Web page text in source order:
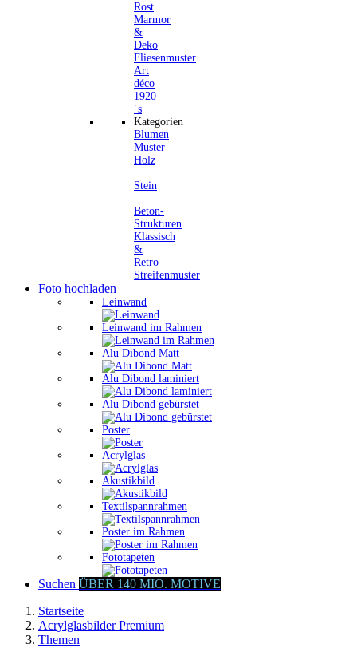
Rost
Marmor
&
Deko
Fliesenmuster
Art
déco
1920
´s
Kategorien
Blumen
Muster
Holz
Stein
Beton-
Strukturen
Klassisch
&
Retro
Streifenmuster
Foto hochladen
Leinwand
Leinwand im Rahmen
Alu Dibond Matt
Alu Dibond laminiert
Alu Dibond gebürstet
Poster
Acrylglas
Akustikbild
Textilspannrahmen
Poster im Rahmen
Fototapeten
Suchen ÜBER 140 MIO. MOTIVE
Startseite
Acrylglasbilder Premium
Themen